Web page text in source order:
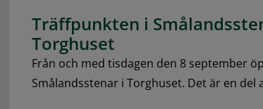
Träffpunkten i
Torghuset
Från och med tisdagen den 8 september
Smålandsstenar i Torghuset. Det är en del